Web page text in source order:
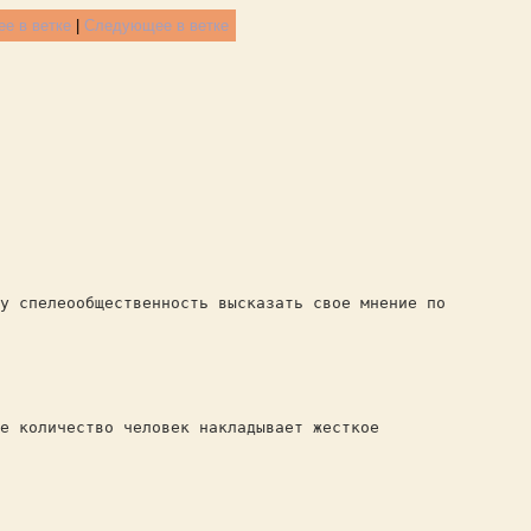
в ветке| Следующее в ветке
высказать свое мнение по
человек накладывает жесткое